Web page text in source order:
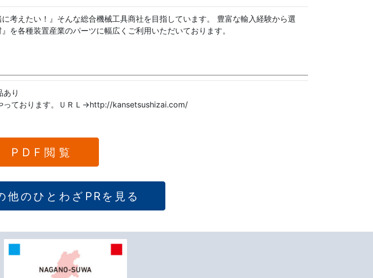
に考えたい！』そんな総合機械工具商社を目指しています。 豊富な輸入経験から選
を各種装置産業のパーツに幅広くご利用いただいております。
あり
っております。ＵＲＬ→http://kansetsushizai.com/
PDF閲覧
他のひとわざPRを見る